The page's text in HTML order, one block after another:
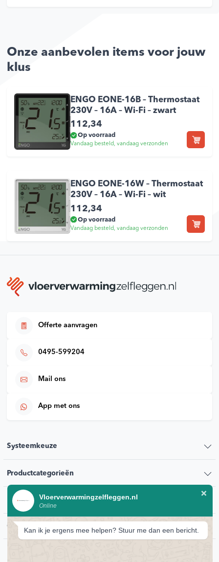
Onze aanbevolen items voor jouw
klus
ENGO EONE-16B – Thermostaat
230V – 16A – Wi-Fi – zwart
112,34
Op voorraad
Vandaag besteld, vandaag verzonden
ENGO EONE-16W – Thermostaat
230V – 16A – Wi-Fi – wit
112,34
Op voorraad
Vandaag besteld, vandaag verzonden
Offerte aanvragen
0495-599204
Mail ons
App met ons
Systeemkeuze
Productcategorieën
Klantenservice
Contact
Vloerverwarmingzelfleggen.nl
Online
Kan ik je ergens mee helpen? Stuur me dan een bericht.